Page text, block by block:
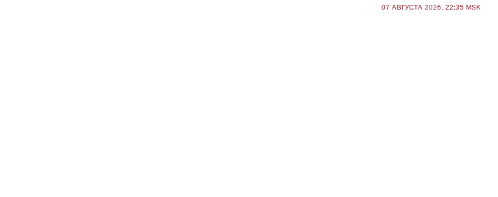
07 АВГУСТА 2026, 22:35 MSK